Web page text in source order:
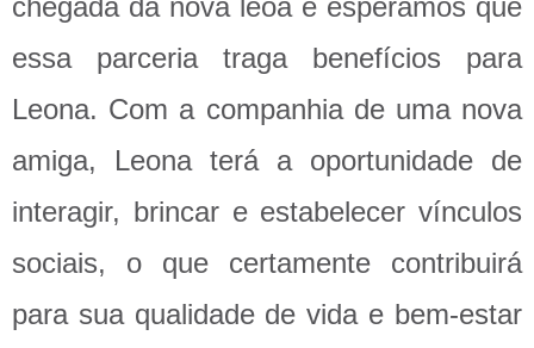
chegada da nova leoa e esperamos que
essa parceria traga benefícios para
Leona. Com a companhia de uma nova
amiga, Leona terá a oportunidade de
interagir, brincar e estabelecer vínculos
sociais, o que certamente contribuirá
para sua qualidade de vida e bem-estar